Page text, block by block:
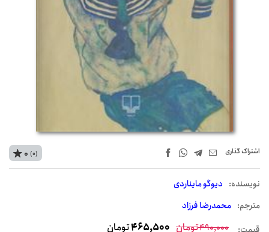
اشتراک‌ گذاری
نويسنده: دیوگو مایناردی
مترجم: محمدرضا فرزاد
0 (0)
490,000تومان 465,500تومان